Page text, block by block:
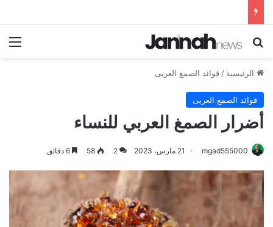
بحث عن
الرئيسية / فوائد الصمغ العربى
فوائد الصمغ العربى
أضرار الصمغ العربي للنساء
mgad555000 21 مارس، 2023 2
58